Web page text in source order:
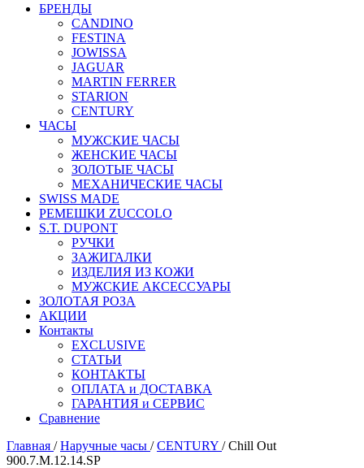
БРЕНДЫ
CANDINO
FESTINA
JOWISSA
JAGUAR
MARTIN FERRER
STARION
CENTURY
ЧАСЫ
МУЖСКИЕ ЧАСЫ
ЖЕНСКИЕ ЧАСЫ
ЗОЛОТЫЕ ЧАСЫ
МЕХАНИЧЕСКИЕ ЧАСЫ
SWISS MADE
РЕМЕШКИ ZUCCOLO
S.T. DUPONT
РУЧКИ
ЗАЖИГАЛКИ
ИЗДЕЛИЯ ИЗ КОЖИ
МУЖСКИЕ АКСЕССУАРЫ
ЗОЛОТАЯ РОЗА
АКЦИИ
Контакты
EXCLUSIVE
СТАТЬИ
КОНТАКТЫ
ОПЛАТА и ДОСТАВКА
ГАРАНТИЯ и СЕРВИС
Сравнение
Главная /Наручные часы /CENTURY / Chill Out
900.7.M.12.14.SP